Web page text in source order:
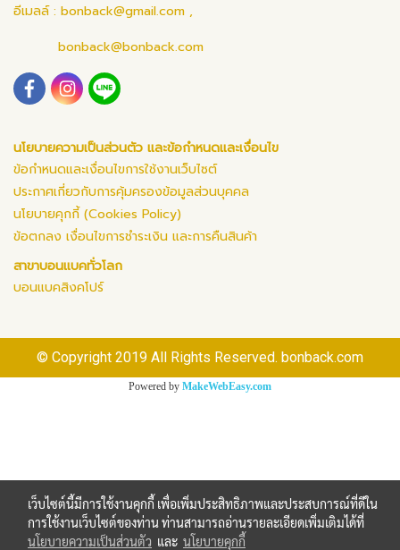
อีเมลล์ : bonback@gmail.com ,
bonback@bonback.com
นโยบายความเป็นส่วนตัว และข้อกำหนดและเงื่อนไข
ข้อกำหนดและเงื่อนไขการใช้งานเว็บไซต์
ประกาศเกี่ยวกับการคุ้มครองข้อมูลส่วนบุคคล
นโยบายคุกกี้ (Cookies Policy)
ข้อตกลง เงื่อนไขการชำระเงิน และการคืนสินค้า
สาขาบอนแบคทั่วโลก
บอนแบคสิงคโปร์
© Copyright 2019 All Rights Reserved. bonback.com
Powered by MakeWebEasy.com
เว็บไซต์นี้มีการใช้งานคุกกี้ เพื่อเพิ่มประสิทธิภาพและประสบการณ์ที่ดีใน
การใช้งานเว็บไซต์ของท่าน ท่านสามารถอ่านรายละเอียดเพิ่มเติมได้ที่
นโยบายความเป็นส่วนตัว และ นโยบายคุกกี้